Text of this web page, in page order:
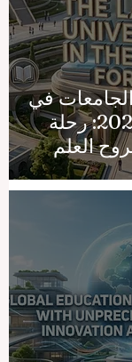
في
العالم لعام 2026: رحلة
العلم